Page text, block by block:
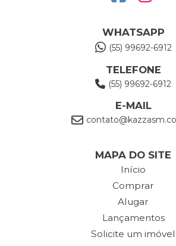
WHATSAPP
(55) 99692-6912
TELEFONE
(55) 99692-6912
E-MAIL
MAPA DO SITE
Início
Comprar
Alugar
Lançamentos
Solicite um imóvel